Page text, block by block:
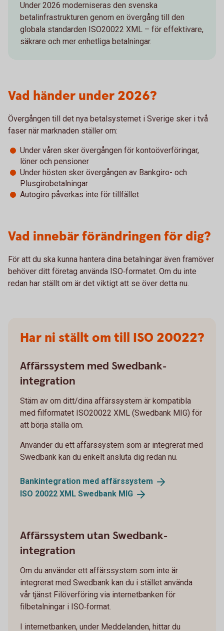
Under 2026 moderniseras den svenska
betalinfrastrukturen genom en övergång till den
globala standarden ISO20022 XML – för effektivare,
säkrare och mer enhetliga betalningar.
Vad händer under 2026?
Övergången till det nya betalsystemet i Sverige sker i två
faser när marknaden ställer om:
Under våren sker övergången för kontoöverföringar,
löner och pensioner
Under hösten sker övergången av Bankgiro- och
Plusgirobetalningar
Autogiro påverkas inte för tillfället
Vad innebär förändringen för dig?
För att du ska kunna hantera dina betalningar även framöver
behöver ditt företag använda ISO‑formatet. Om du inte
redan har ställt om är det viktigt att se över detta nu.
Har ni ställt om till ISO 20022?
Affärssystem med Swedbank-
integration
Stäm av om ditt/dina affärssystem är kompatibla
med filformatet ISO20022 XML (Swedbank MIG) för
att börja ställa om.
Använder du ett affärssystem som är integrerat med
Swedbank kan du enkelt ansluta dig redan nu.
Bankintegration med affärssystem
ISO 20022 XML Swedbank MIG
Affärssystem utan Swedbank-
integration
Om du använder ett affärssystem som inte är
integrerat med Swedbank kan du i stället använda
vår tjänst Filöverföring via internetbanken för
filbetalningar i ISO‑format.
I internetbanken, under Meddelanden, hittar du